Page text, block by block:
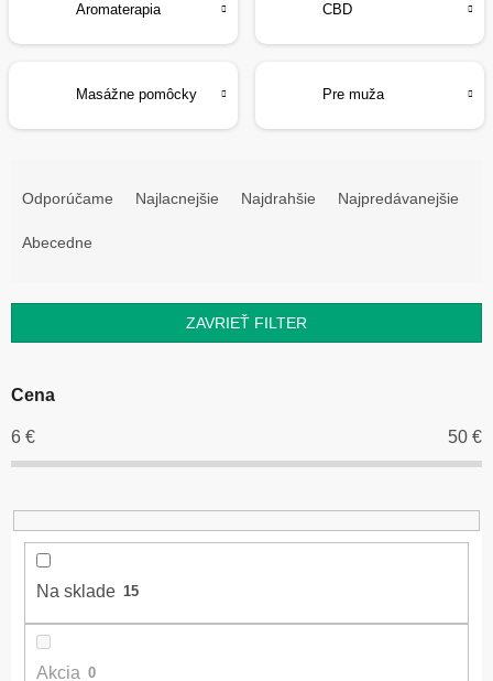
Aromaterapia CBD
Masážne pomôcky Pre muža
p
o
u
k
o
v
Odporúčame Najlacnejšie Najdrahšie Najpredávanejšie
Abecedne
ZAVRIEŤ FILTER
Cena
6 € 50 €
Na sklade 15
Akcia 0